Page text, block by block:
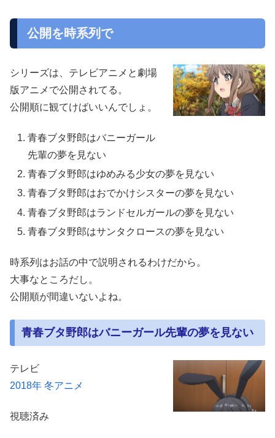
公開を時系列で
シリーズは、テレビアニメと劇場
版アニメで公開されてる。
公開順に観てけばいいんでしょ。
青春ブタ野郎はバニーガール
先輩の夢を見ない
青春ブタ野郎はゆめみる少女の夢を見ない
青春ブタ野郎はおでかけシスターの夢を見ない
青春ブタ野郎はランドセルガールの夢を見ない
青春ブタ野郎はサンタクロースの夢を見ない
時系列はお話の中で説明されるわけだから。
大事なところだし。
公開順が間違いないよね。
青春ブタ野郎はバニーガール先輩の夢を見ない
テレビ
2018年 冬アニメ
視聴済み